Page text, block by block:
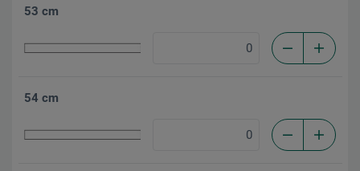
53 cm
54 cm